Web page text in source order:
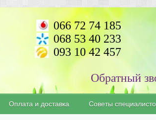
066 72 74 185
068 53 40 233
093 10 42 457
Оплата и доставка Советы